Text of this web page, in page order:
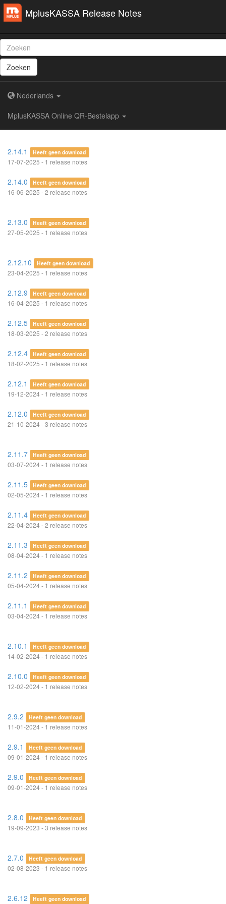
MplusKASSA Release Notes
Zoeken
Nederlands
MplusKASSA Online QR-Bestelapp
2.14.1 Heeft geen download
17-07-2025 - 1 release notes
2.14.0 Heeft geen download
16-06-2025 - 2 release notes
2.13.0 Heeft geen download
27-05-2025 - 1 release notes
2.12.10 Heeft geen download
23-04-2025 - 1 release notes
2.12.9 Heeft geen download
16-04-2025 - 1 release notes
2.12.5 Heeft geen download
18-03-2025 - 2 release notes
2.12.4 Heeft geen download
18-02-2025 - 1 release notes
2.12.1 Heeft geen download
19-12-2024 - 1 release notes
2.12.0 Heeft geen download
21-10-2024 - 3 release notes
2.11.7 Heeft geen download
03-07-2024 - 1 release notes
2.11.5 Heeft geen download
02-05-2024 - 1 release notes
2.11.4 Heeft geen download
22-04-2024 - 2 release notes
2.11.3 Heeft geen download
08-04-2024 - 1 release notes
2.11.2 Heeft geen download
05-04-2024 - 1 release notes
2.11.1 Heeft geen download
03-04-2024 - 1 release notes
2.10.1 Heeft geen download
14-02-2024 - 1 release notes
2.10.0 Heeft geen download
12-02-2024 - 1 release notes
2.9.2 Heeft geen download
11-01-2024 - 1 release notes
2.9.1 Heeft geen download
09-01-2024 - 1 release notes
2.9.0 Heeft geen download
09-01-2024 - 1 release notes
2.8.0 Heeft geen download
19-09-2023 - 3 release notes
2.7.0 Heeft geen download
02-08-2023 - 1 release notes
2.6.12 Heeft geen download